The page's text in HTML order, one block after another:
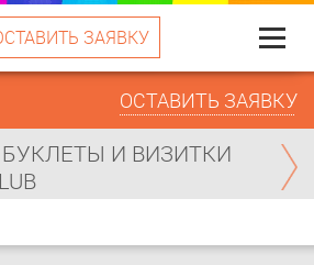
ЗАЯВКУ Меню
ОСТАВИТЬ ЗАЯВКУ
И ВИЗИТКИ